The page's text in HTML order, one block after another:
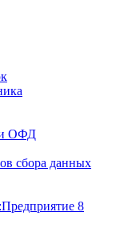
и ОФД
сбора данных
8